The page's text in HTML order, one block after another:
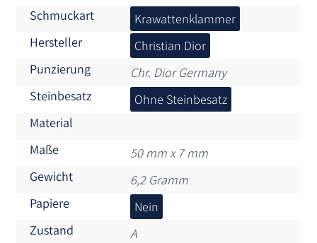
Schmuckart
Krawattenklammer
Hersteller
Christian Dior
Punzierung
Chr. Dior Germany
Steinbesatz
Ohne Steinbesatz
Material
Maße
50 mm x 7 mm
Gewicht
6,2 Gramm
Papiere
Nein
Zustand
A